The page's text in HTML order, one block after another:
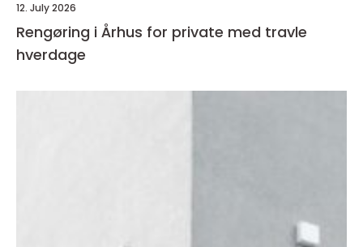
12. July 2026
Rengøring i Århus for private med travle
hverdage